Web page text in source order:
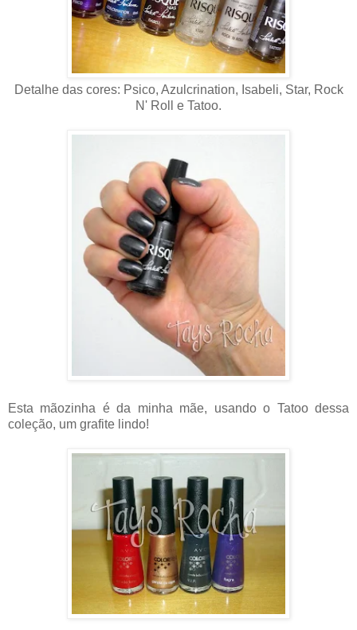
Detalhe das cores: Psico, Azulcrination, Isabeli, Star, Rock
N' Roll e Tatoo.
Esta mãozinha é da minha mãe, usando o Tatoo dessa
coleção, um grafite lindo!